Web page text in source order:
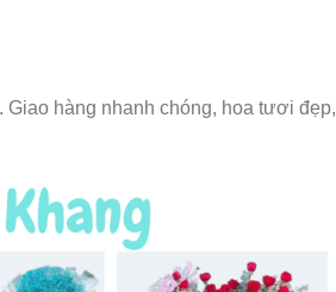
hàng nhanh chóng, hoa tươi đẹp,